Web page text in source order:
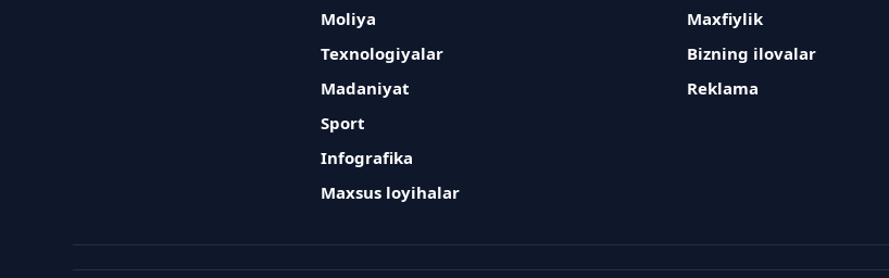
Moliya
Texnologiyalar
Madaniyat
Sport
Infografika
Maxsus loyihalar
Maxfiylik
Bizning ilovalar
Reklama